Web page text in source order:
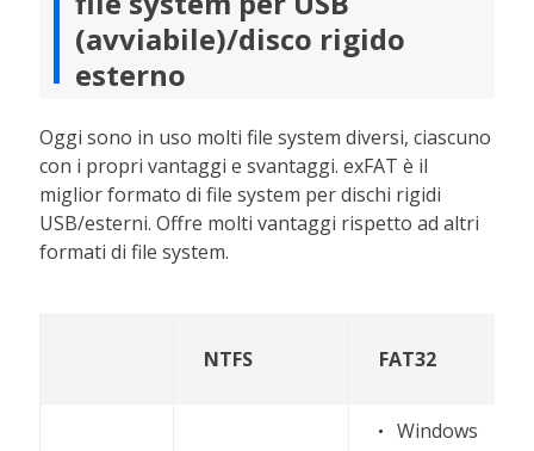
(avviabile)/disco rigido
esterno
Oggi sono in uso molti file system diversi, ciascuno
con i propri vantaggi e svantaggi. exFAT è il
miglior formato di file system per dischi rigidi
USB/esterni. Offre molti vantaggi rispetto ad altri
formati di file system.
NTFS FAT32
Windows